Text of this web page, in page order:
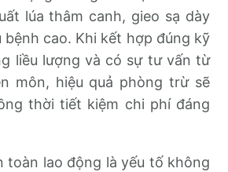
lúa thâm canh, gieo sạ dày
bệnh cao. Khi kết hợp đúng kỹ
liều lượng và có sự tư vấn từ
môn, hiệu quả phòng trừ sẽ
thời tiết kiệm chi phí đáng
toàn lao động là yếu tố không